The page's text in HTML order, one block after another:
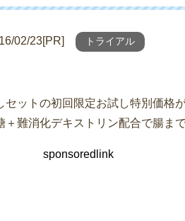
02/23[PR] トライアル
ットの初回限定お試し特別価格
難消化デキストリン配合で腸ま
sponsoredlink